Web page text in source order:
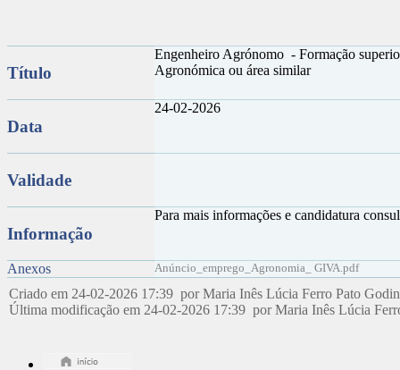
Título
Engenheiro Agrónomo - Formação
Agronómica ou área similar
Data
24-02-2026
Validade
Informação
Para mais informações e candidatura
Anexos Anúncio_emprego_Agronomia_ GIVA.pdf
Criado em 24-02-2026 17:39 por Maria Inês Lúcia Ferro Pato
Última modificação em 24-02-2026 17:39 por Maria Inês Lúcia